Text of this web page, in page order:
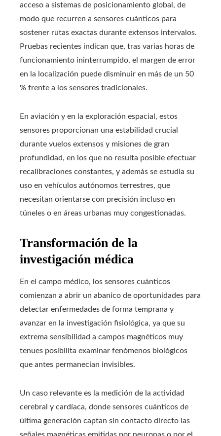
acceso a sistemas de posicionamiento global, de
modo que recurren a sensores cuánticos para
sostener rutas exactas durante extensos intervalos.
Pruebas recientes indican que, tras varias horas de
funcionamiento ininterrumpido, el margen de error
en la localización puede disminuir en más de un 50
% frente a los sensores tradicionales.
En aviación y en la exploración espacial, estos
sensores proporcionan una estabilidad crucial
durante vuelos extensos y misiones de gran
profundidad, en los que no resulta posible efectuar
recalibraciones constantes, y además se estudia su
uso en vehículos autónomos terrestres, que
necesitan orientarse con precisión incluso en
túneles o en áreas urbanas muy congestionadas.
Transformación de la
investigación médica
En el campo médico, los sensores cuánticos
comienzan a abrir un abanico de oportunidades para
detectar enfermedades de forma temprana y
avanzar en la investigación fisiológica, ya que su
extrema sensibilidad a campos magnéticos muy
tenues posibilita examinar fenómenos biológicos
que antes permanecían invisibles.
Un caso relevante es la medición de la actividad
cerebral y cardíaca, donde sensores cuánticos de
última generación captan sin contacto directo las